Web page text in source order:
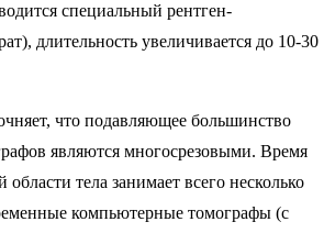
специальный рентген-
длительность увеличивается до 10-30
что подавляющее большинство
являются многосрезовыми. Время
тела занимает всего несколько
компьютерные томографы (с